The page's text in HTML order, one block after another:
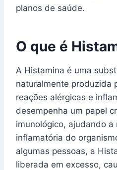
planos de saúde.
O que é
A Histamina é uma
naturalmente produzida
reações alérgicas e
desempenha um papel
imunológico, ajudando a
inflamatória do
algumas pessoas, a
liberada em excesso,